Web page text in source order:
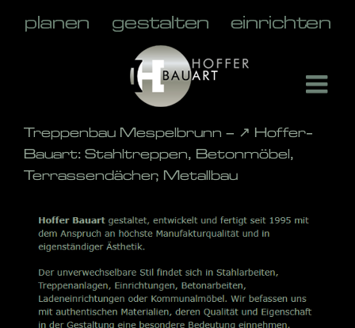
Treppenbau Mespelbrunn – ↗️ Hoffer-
Bauart: Stahltreppen, Betonmöbel,
Terrassendächer, Metallbau